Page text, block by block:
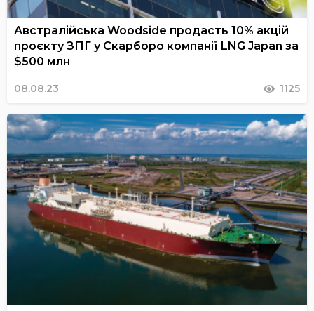
Австралійська Woodside продасть 10% акцій
проєкту ЗПГ у Скарборо компанії LNG Japan за
$500 млн
08.08.23 1125